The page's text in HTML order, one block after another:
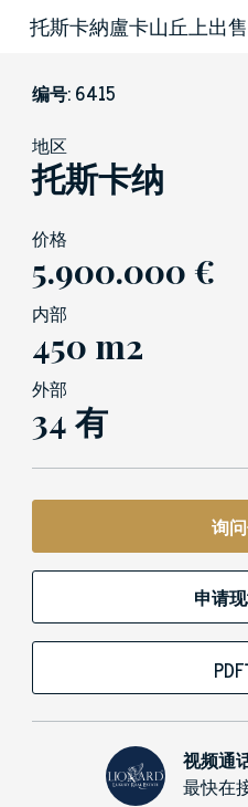
托斯卡納盧卡山丘上出
编号: 6415
地区
托斯卡纳
价格
5.900.000 €
内部
450 m2
外部
34 有
询
申请
视频通
最快在